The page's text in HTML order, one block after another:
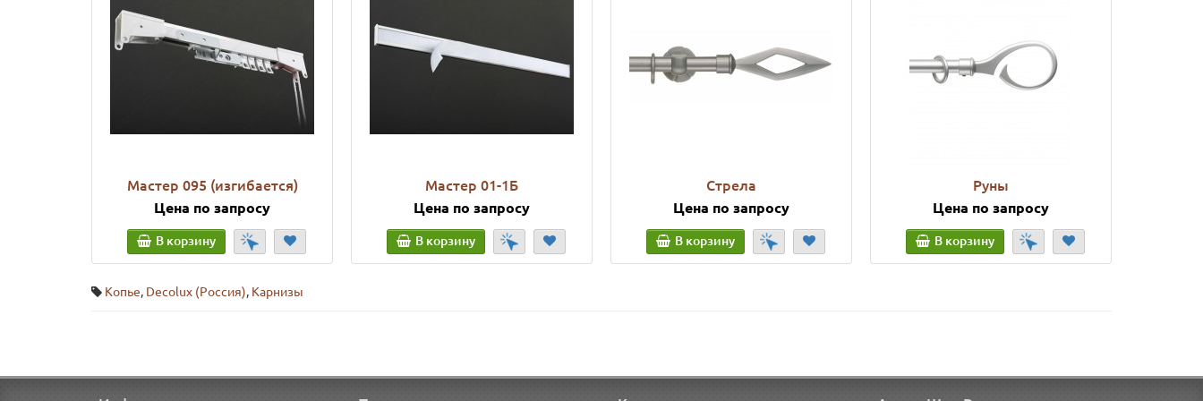
Мастер 095 (изгибается)
Цена по запросу
В корзину
Мастер 01-1Б
Цена по запросу
В корзину
Стрела
Цена по запросу
В корзину
Руны
Цена по запросу
В корзину
Копье, Decolux (Россия), Карнизы